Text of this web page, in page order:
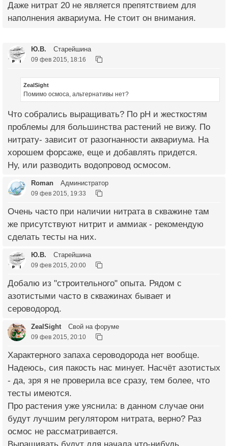
Даже нитрат 20 не является препятствием для
наполнения аквариума. Не стоит он внимания.
Ю.В. Старейшина
09 фев 2015, 18:16
ZealSight
Помимо осмоса, альтернативы нет?
Что собрались выращивать? По рН и жесткостям
проблемы для большинства растений не вижу. По
нитрату- зависит от разогнанности аквариума. На
хорошем форсаже, еще и добавлять придется.
Ну, или разводить водопровод осмосом.
Roman Администратор
09 фев 2015, 19:33
Очень часто при наличии нитрата в скважине там
же присутствуют нитрит и аммиак - рекомендую
сделать тесты на них.
Ю.В. Старейшина
09 фев 2015, 20:00
Добалю из "строительного" опыта. Рядом с
азотистыми часто в скважинах бывает и
сероводород.
ZealSight Свой на форуме
09 фев 2015, 20:10
Характерного запаха сероводорода нет вообще.
Надеюсь, сия пакость нас минует. Насчёт азотистых
- да, зря я не проверила все сразу, тем более, что
тесты имеются.
Про растения уже уяснила: в данном случае они
будут лучшим регулятором нитрата, верно? Раз
осмос не рассматривается.
Выращивать будут для начала что-нибудь